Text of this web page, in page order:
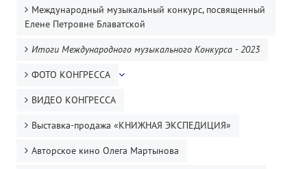
Международный музыкальный конкурс, посвященный
Елене Петровне Блаватской
Итоги Международного музыкального Конкурса - 2023
ФОТО КОНГРЕССА
ВИДЕО КОНГРЕССА
Выставка-продажа «КНИЖНАЯ ЭКСПЕДИЦИЯ»
Авторское кино Олега Мартынова